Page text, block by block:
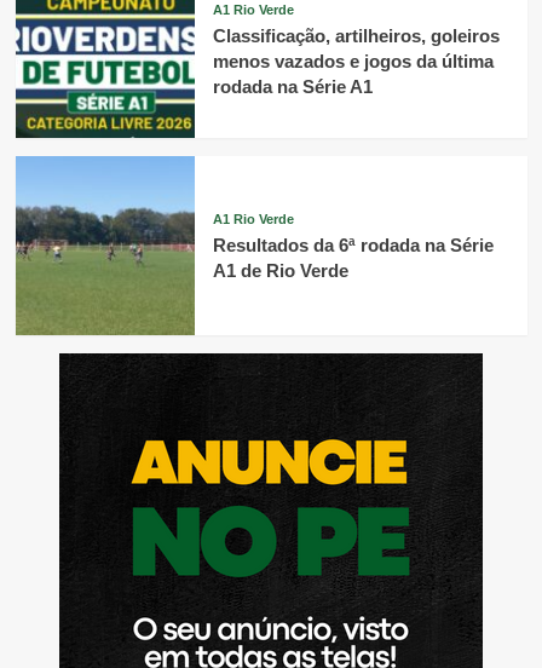
A1 Rio Verde
Classificação, artilheiros, goleiros
menos vazados e jogos da última
rodada na Série A1
A1 Rio Verde
Resultados da 6ª rodada na Série
A1 de Rio Verde